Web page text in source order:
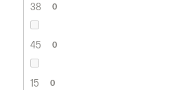
38 0
45 0
15 0